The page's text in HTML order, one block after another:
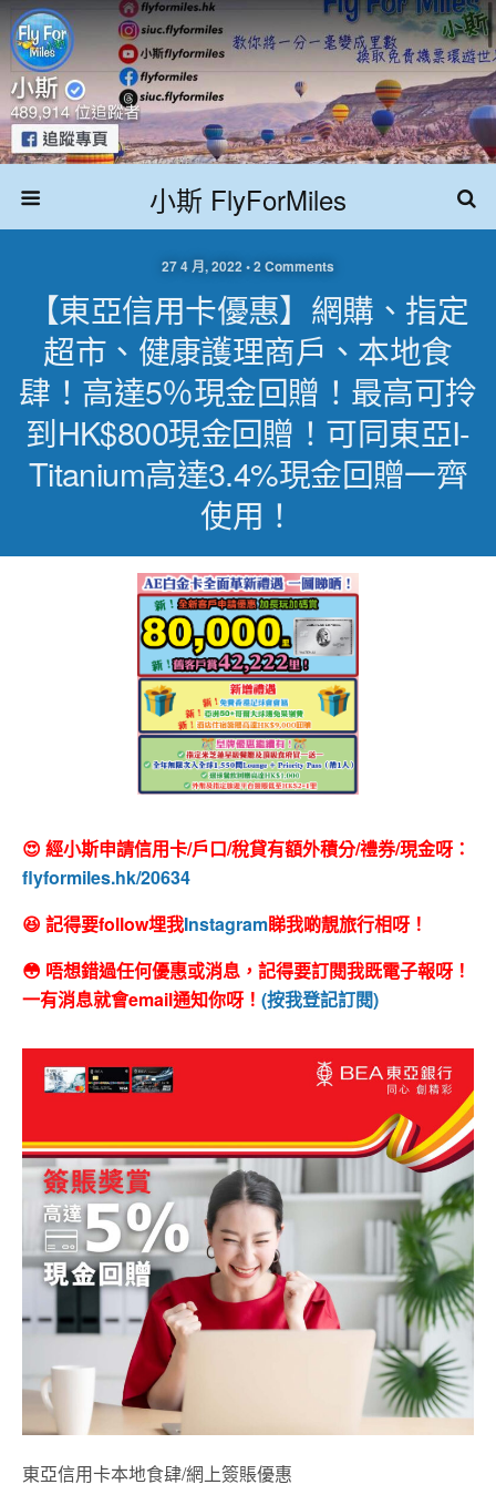
小斯 FlyForMiles
27 4 月, 2022 • 2 Comments
【東亞信用卡優惠】網購、指定
超市、健康護理商戶、本地食
肆！高達5％現金回贈！最高可拎
到HK$800現金回贈！可同東亞i-
Titanium高達3.4%現金回贈一齊
使用！
😍 經小斯申請信用卡/戶口/稅貸有額外積分/禮券/現金呀：
flyformiles.hk/20634
😆 記得要follow埋我Instagram睇我啲靚旅行相呀！
😳 唔想錯過任何優惠或消息，記得要訂閱我既電子報呀！
一有消息就會email通知你呀！ (按我登記訂閱)
東亞信用卡本地食肆/網上簽賬優惠